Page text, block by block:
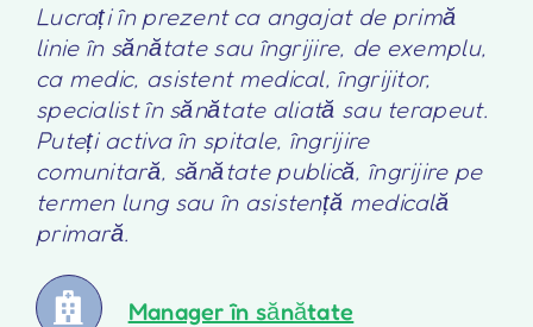
Lucrați în prezent ca angajat de primă
linie în sănătate sau îngrijire, de exemplu,
ca medic, asistent medical, îngrijitor,
specialist în sănătate aliată sau terapeut.
Puteți activa în spitale, îngrijire
comunitară, sănătate publică, îngrijire pe
termen lung sau în asistență medicală
primară.
Manager în sănătate